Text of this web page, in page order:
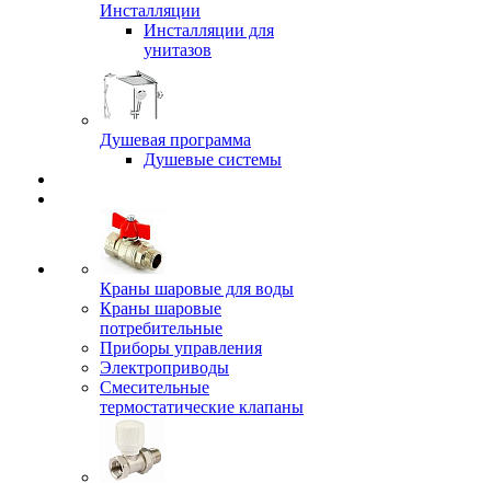
Инсталляции
Инсталляции для
унитазов
Душевая программа
Душевые системы
Краны шаровые для воды
Краны шаровые
потребительные
Приборы управления
Электроприводы
Смесительные
термостатические клапаны